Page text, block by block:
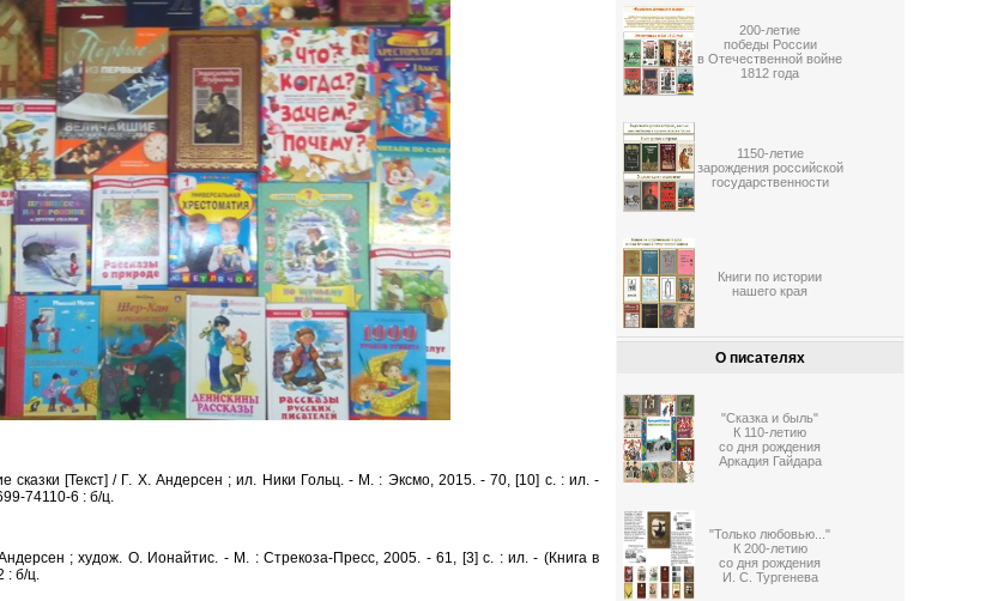
сказки [Текст] / Г. Х. Андерсен ; ил. Ники Гольц. - М. : Эксмо, 2015. - 70, [10] с. : ил. -
74110-6 : б/ц.
; худож. О. Ионайтис. - М. : Стрекоза-Пресс, 2005. - 61, [3] с. : ил. - (Книга в
: б/ц.
200-летие
победы России
в Отечественной войне
1812 года
1150-летие
зарождения российской
государственности
Книги по истории
нашего края
О писателях
"Сказка и быль"
К 110-летию
со дня рождения
Аркадия Гайдара
"Только любовью..."
К 200-летию
со дня рождения
И. С. Тургенева